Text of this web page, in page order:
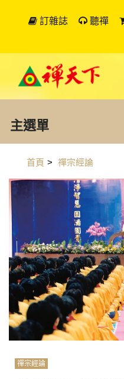
訂雜誌 聽禪
主選單
首頁 > 禪宗經論
禪宗經論